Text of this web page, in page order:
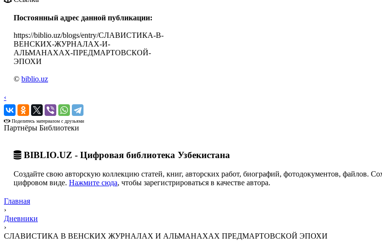
Постоянный адрес данной публикации:
https://biblio.uz/blogs/entry/СЛАВИСТИКА-В-
ВЕНСКИХ-ЖУРНАЛАХ-И-
АЛЬМАНАХАХ-ПРЕДМАРТОВСКОЙ-
ЭПОХИ
© biblio.uz
‹
›
Поделитесь материалом с друзьями
Партнёры Библиотеки
BIBLIO.UZ - Цифровая библиотека Узбекистана
Создайте свою авторскую коллекцию статей, книг, авторских работ, биографий, фотодокументов, файлов.
цифровом виде. Нажмите сюда, чтобы зарегистрироваться в качестве автора.
Главная
›
Дневники
›
СЛАВИСТИКА В ВЕНСКИХ ЖУРНАЛАХ И АЛЬМАНАХАХ ПРЕДМАРТОВСКОЙ ЭПОХИ